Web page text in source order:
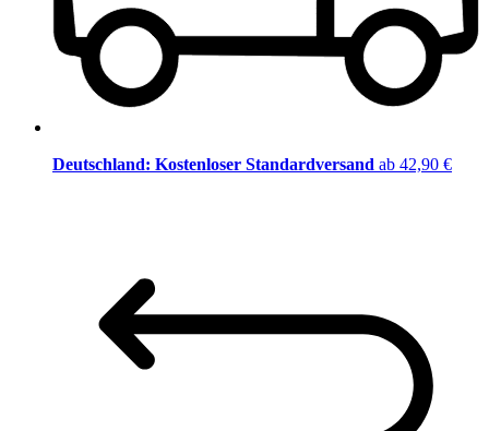
Deutschland: Kostenloser Standardversand ab 42,90 €